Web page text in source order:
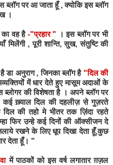
ब्लॉग पर आ जाता हूँ , क्योकि इस ब्लॉग
।
का वह है -"प्रहार "
। इस ब्लॉग पर भी
मिलेंगी , पूरी शान्ति, सुख, संतुष्टि की
डा अनुराग , जिनका ब्लॉग है "दिल की
में धार देते हुए मासूम अदाओं के
की विशेषता है । अपने ब्लॉग पर
कई ख़्याल दिल की दहलीज़ से गुज़रते
की तहो मे भीतर तक ज़िंदा रहते
फिर उन्हे कई दिनों की ऑक्सीजन दे
रखने के लिए धूप दिखा देता हूँ,कुछ
देता हूँ। "
में पाठकों को इस वर्ष लगातार ग़ज़ल